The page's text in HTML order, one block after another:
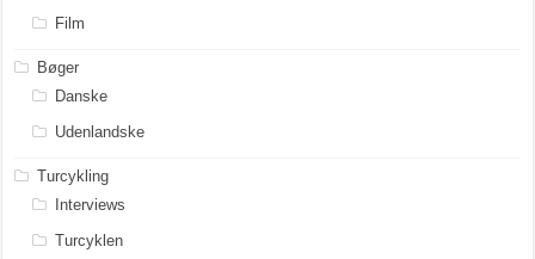
Film
Bøger
Danske
Udenlandske
Turcykling
Interviews
Turcyklen